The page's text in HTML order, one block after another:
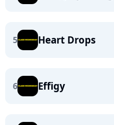
5 Heart Drops
6 Effigy